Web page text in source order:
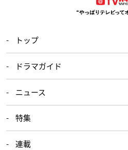
トップ
ドラマガイド
ニュース
特集
連載